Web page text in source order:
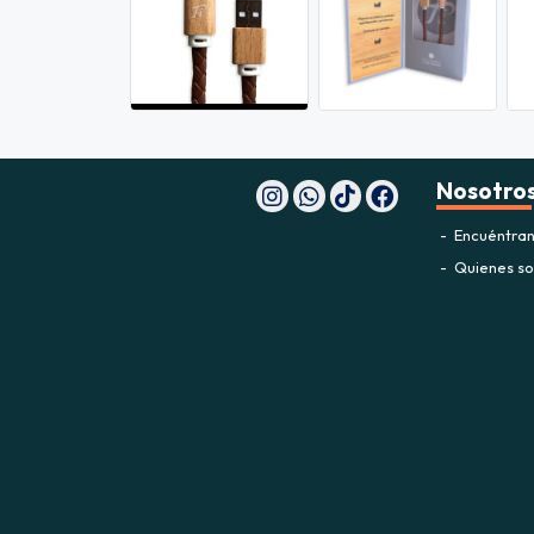
Quienes